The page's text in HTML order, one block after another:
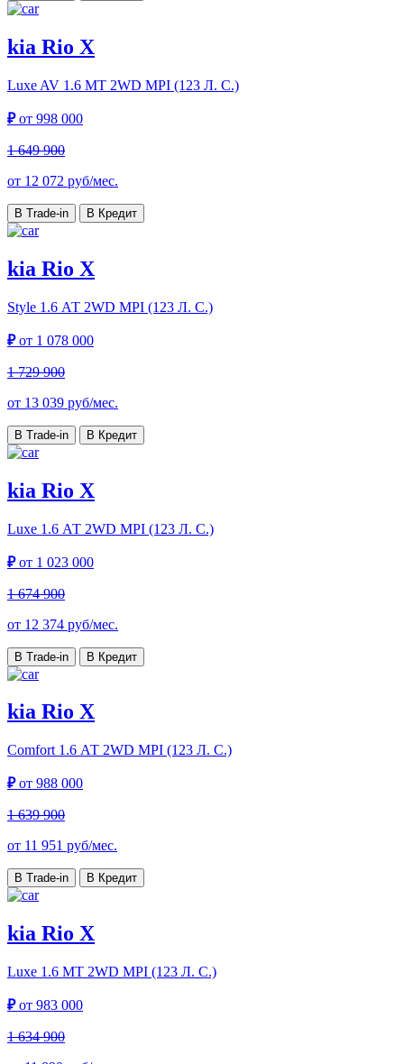
kia Rio X
Luxe AV 1.6 МТ 2WD MPI (123 Л. C.)
₽от 998 000
1 649 900
от 12 072 руб/мес.
В Trade-in В Кредит
kia Rio X
Style 1.6 АТ 2WD MPI (123 Л. C.)
₽от 1 078 000
1 729 900
от 13 039 руб/мес.
В Trade-in В Кредит
kia Rio X
Luxe 1.6 АТ 2WD MPI (123 Л. C.)
₽от 1 023 000
1 674 900
от 12 374 руб/мес.
В Trade-in В Кредит
kia Rio X
Comfort 1.6 АТ 2WD MPI (123 Л. C.)
₽от 988 000
1 639 900
от 11 951 руб/мес.
В Trade-in В Кредит
kia Rio X
Luxe 1.6 МТ 2WD MPI (123 Л. C.)
₽от 983 000
1 634 900